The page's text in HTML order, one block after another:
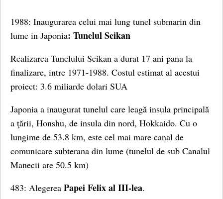
1988: Inaugurarea celui mai lung tunel submarin din
lume in Japonia: Tunelul Seikan
Realizarea Tunelului Seikan a durat 17 ani pana la
finalizare, intre 1971-1988. Costul estimat al acestui
proiect: 3.6 miliarde dolari SUA
Japonia a inaugurat tunelul care leagă insula principală
a ţării, Honshu, de insula din nord, Hokkaido. Cu o
lungime de 53.8 km, este cel mai mare canal de
comunicare subterana din lume (tunelul de sub Canalul
Manecii are 50.5 km)
483: Alegerea Papei Felix al III-lea.